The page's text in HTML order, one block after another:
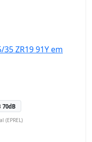
70dB
(EPREL)